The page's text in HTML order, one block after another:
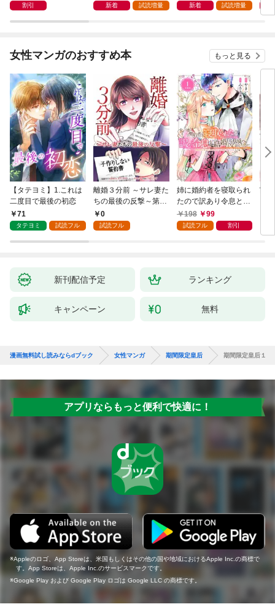
割引 版】新着 試読増量 籍限定版】
新着 試読増量
女性マンガのおすすめ本 もっと見る
【タテヨミ】1.これは
二度目で最後の初恋
71
タテヨミ 試読フル
離婚３分前 ～サレ妻た
ちの最後の反撃～第1
話0
試読フル
姉に婚約者を寝取られ
たので訳あり令息と結
婚して辺境へと向かい
ます ～苦労の先に待っ
198 99
試読フル 割引
実
新刊配信予定 ランキング
キャンペーン 無料
漫画無料試し読みならdブック 女性マンガ 期間限定皇后 期間限定皇后１
アプリならもっと便利で快適に！
Appleのロゴ、App Storeは、米国もしくはその他の国や地域におけるApple Inc.の商標で
す。App Storeは、Apple Inc.のサービスマークです。
Google Play および Google Play ロゴは Google LLC の商標です。